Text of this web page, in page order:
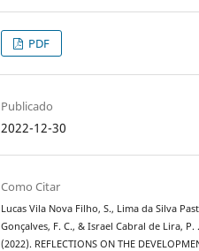
PDF
Publicado
2022-12-30
Como Citar
Lucas Vila Nova Filho, S., Lima da Silva
Gonçalves, F. C., & Israel Cabral de Lira, P. .
(2022). REFLECTIONS ON THE